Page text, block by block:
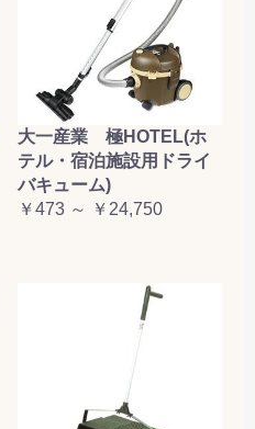
大一産業 極HOTEL(ホ
テル・宿泊施設用ドライ
バキューム)
￥473 ～ ￥24,750